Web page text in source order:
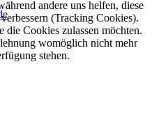
andere uns helfen, diese
(Tracking Cookies).
die Cookies zulassen möchten.
womöglich nicht mehr
stehen.